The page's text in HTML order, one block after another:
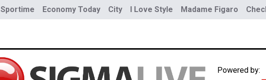
Sportime Economy Today City I Love Style Madame Figaro
Powered by: